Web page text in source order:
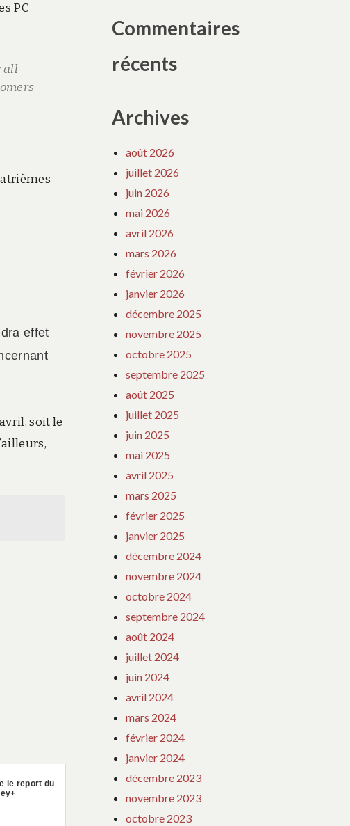
PC
all
effet
soit le
le report du
Commentaires
récents
Archives
août 2026
juillet 2026
juin 2026
mai 2026
avril 2026
mars 2026
février 2026
janvier 2026
décembre 2025
novembre 2025
octobre 2025
septembre 2025
août 2025
juillet 2025
juin 2025
mai 2025
avril 2025
mars 2025
février 2025
janvier 2025
décembre 2024
novembre 2024
octobre 2024
septembre 2024
août 2024
juillet 2024
juin 2024
avril 2024
mars 2024
février 2024
janvier 2024
décembre 2023
novembre 2023
octobre 2023